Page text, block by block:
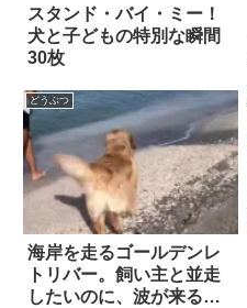
スタンド・バイ・ミー！
犬と子どもの特別な瞬間
30枚
どうぶつ
海岸を走るゴールデンレ
トリバー。飼い主と並走
したいのに、波が来る